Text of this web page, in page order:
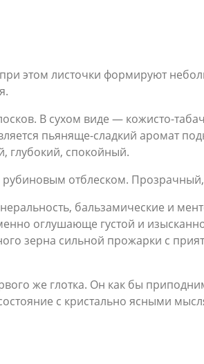
при этом листочки формируют
В сухом виде — кожисто-
пьяняще-сладкий аромат
глубокий, спокойный.
отблеском. Прозрачный,
бальзамические и
оглушающе густой и
зерна сильной прожарки с
же глотка. Он как бы
с кристально ясными